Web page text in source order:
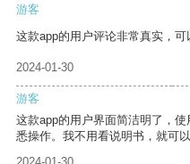
游客
这款app的用户评论非常真实，可
2024-01-30
游客
这款app的用户界面简洁明了，
悉操作。我不用看说明书，就可